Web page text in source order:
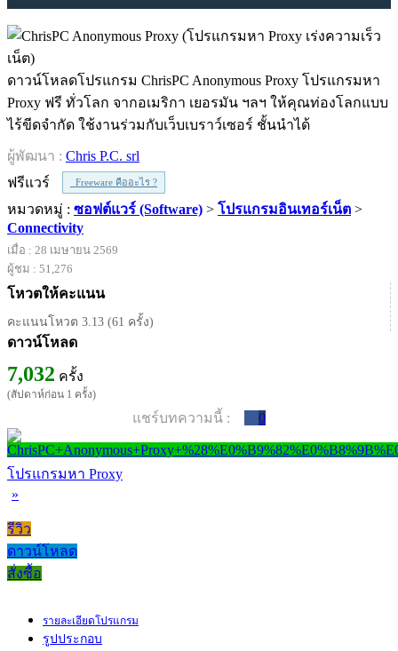
ดาวน์โหลดโปรแกรม ChrisPC Anonymous Proxy โปรแกรมหา
Proxy ฟรี ทั่วโลก จากอเมริกา เยอรมัน ฯลฯ ให้คุณท่องโลกแบบ
ไร้ขีดจำกัด ใช้งานร่วมกับเว็บเบราว์เซอร์ ชั้นนำได้
ผู้พัฒนา : Chris P.C. srl
ฟรีแวร์
Freeware คืออะไร ?
หมวดหมู่ : ซอฟต์แวร์ (Software) > โปรแกรมอินเทอร์เน็ต >
Connectivity
เมื่อ : 28 เมษายน 2569
ผู้ชม : 51,276
โหวตให้คะแนน
คะแนนโหวต 3.13 (61 ครั้ง)
ดาวน์โหลด
7,032 ครั้ง
(สัปดาห์ก่อน 1 ครั้ง)
แชร์บทความนี้ : 0
โปรแกรมหา Proxy
»
รีวิว
ดาวน์โหลด
สั่งซื้อ
รายละเอียดโปรแกรม
รูปประกอบ